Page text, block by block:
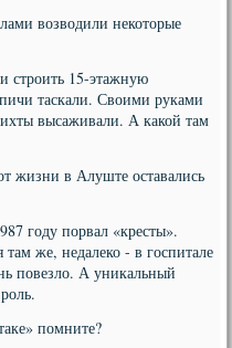
возводили некоторые
строить 15-этажную
таскали. Своими руками
высаживали. А какой там
жизни в Алуште оставались
году порвал «кресты».
там же, недалеко - в госпитале
повезло. А уникальный
помните?